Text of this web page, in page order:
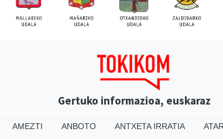
Gertuko informazioa, euskaraz
AMEZTI ANBOTO ANTXETA IRRATIA